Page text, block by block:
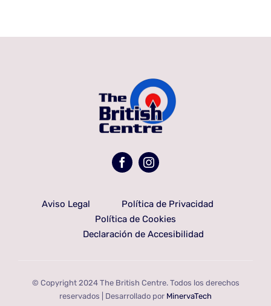
Aviso Legal
Política de Privacidad
Política de Cookies
Declaración de Accesibilidad
© Copyright 2024 The British Centre. Todos los derechos
reservados | Desarrollado por MinervaTech